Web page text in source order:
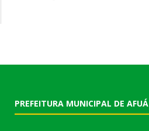
PREFEITURA MUNICIPAL DE AFUÁ